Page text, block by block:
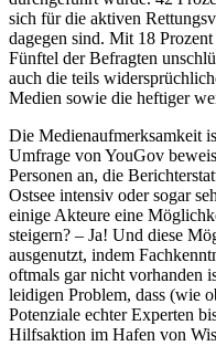
sich für die aktiven
dagegen sind. Mit 18
Fünftel der Befragten
auch die teils
Medien sowie die heftiger
Die Medienaufmerksamkeit
Umfrage von YouGov
Personen an, die
Ostsee intensiv oder sogar
einige Akteure eine
steigern? – Ja! Und diese
ausgenutzt, indem
oftmals gar nicht vorhanden
leidigen Problem, dass (wie
Potenziale echter Experten
Hilfsaktion im Hafen von